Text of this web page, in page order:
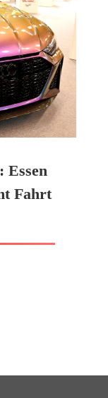
Essen
Fahrt